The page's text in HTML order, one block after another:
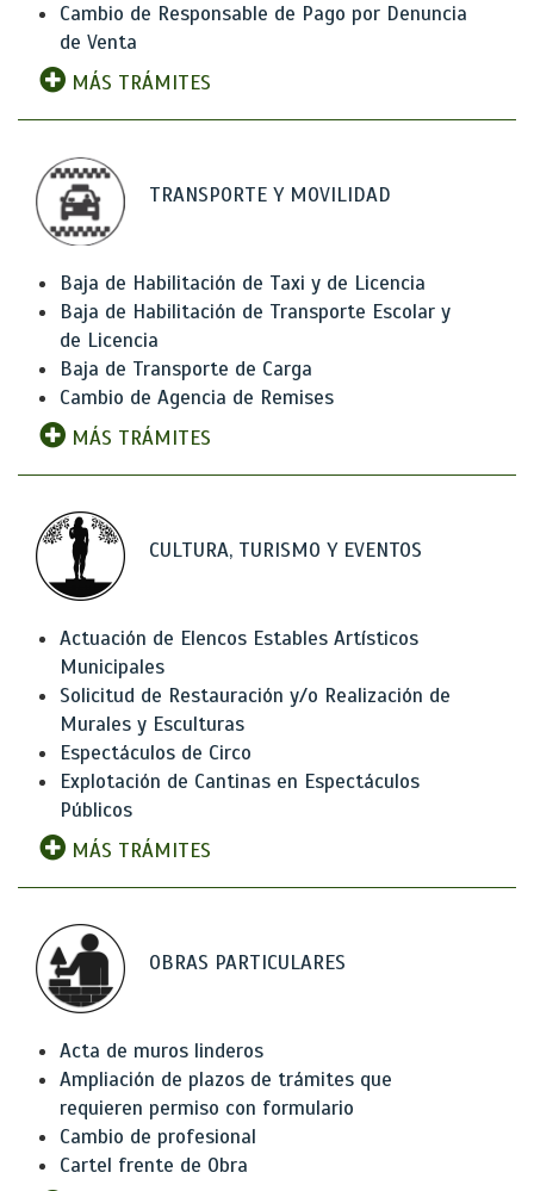
Cambio de Responsable de Pago por Denuncia
de Venta
MÁS TRÁMITES
TRANSPORTE Y MOVILIDAD
Baja de Habilitación de Taxi y de Licencia
Baja de Habilitación de Transporte Escolar y
de Licencia
Baja de Transporte de Carga
Cambio de Agencia de Remises
MÁS TRÁMITES
CULTURA, TURISMO Y EVENTOS
Actuación de Elencos Estables Artísticos
Municipales
Solicitud de Restauración y/o Realización de
Murales y Esculturas
Espectáculos de Circo
Explotación de Cantinas en Espectáculos
Públicos
MÁS TRÁMITES
OBRAS PARTICULARES
Acta de muros linderos
Ampliación de plazos de trámites que
requieren permiso con formulario
Cambio de profesional
Cartel frente de Obra